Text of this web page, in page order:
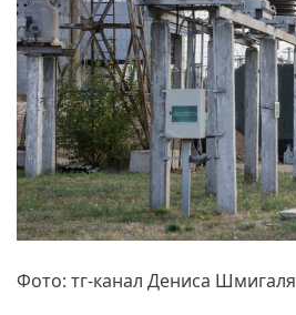
Фото: тг-канал Дениса Шмигаля